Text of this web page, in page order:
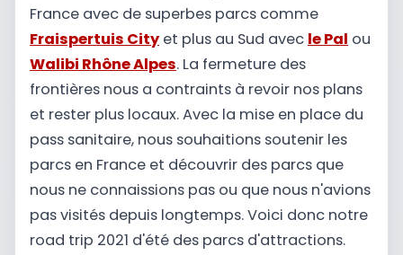
France avec de superbes parcs comme
Fraispertuis Cityet plus au Sud avec le Pal ou
Walibi Rhône Alpes. La fermeture des
frontières nous a contraints à revoir nos plans
et rester plus locaux. Avec la mise en place du
pass sanitaire, nous souhaitions soutenir les
parcs en France et découvrir des parcs que
nous ne connaissions pas ou que nous n'avions
pas visités depuis longtemps. Voici donc notre
road trip 2021 d'été des parcs d'attractions.